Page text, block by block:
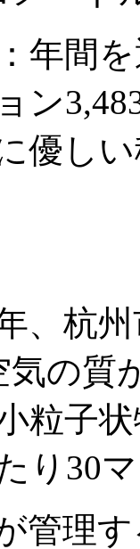
年間
ン
優し
、杭
気の質
粒子
り30
管理